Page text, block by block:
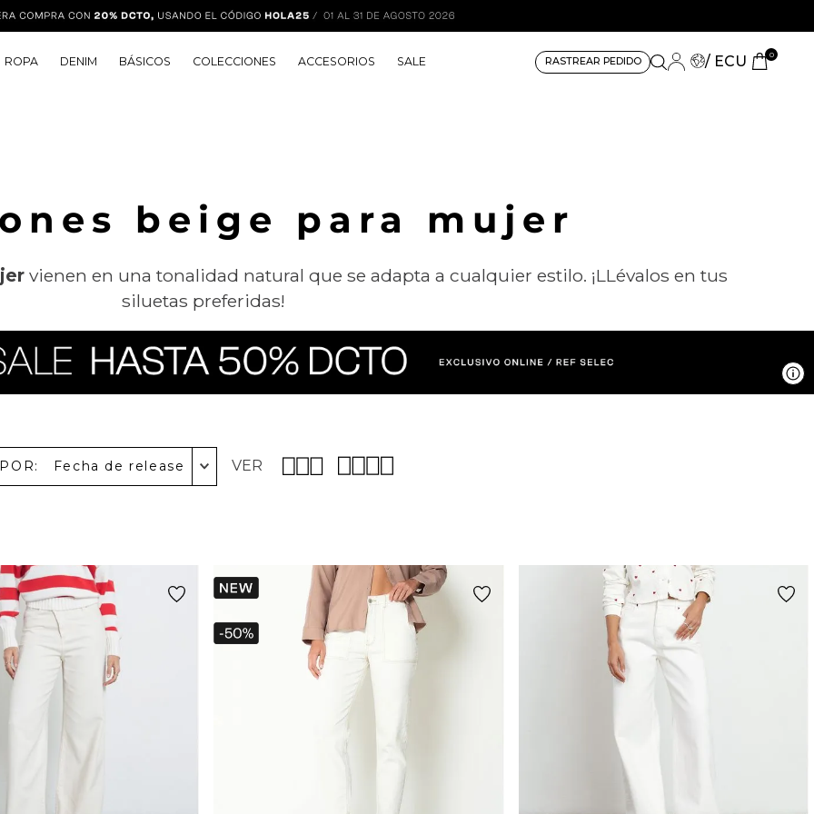
ROPA DENIM BÁSICOS COLECCIONES ACCESORIOS SALE RASTREAR PEDIDO / ECU 0
beige para mujer
vienen en una tonalidad natural que se adapta a cualquier estilo. ¡LLévalos en tus
siluetas preferidas!
Fecha de release VER